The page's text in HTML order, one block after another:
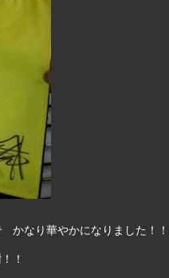
かなり華やかになりました！！
！